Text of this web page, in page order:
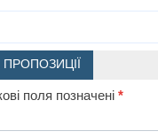
ПРОПОЗИЦІЇ
поля позначені *